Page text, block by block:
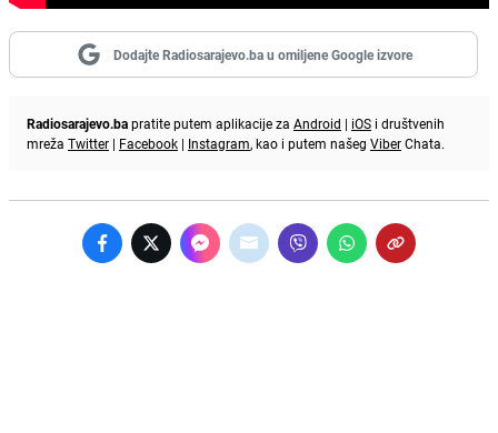
Dodajte Radiosarajevo.ba u omiljene Google izvore
Radiosarajevo.bapratite putem aplikacije za Android | iOS i društvenih
mreža Twitter | Facebook | Instagram, kao i putem našeg ViberChata.